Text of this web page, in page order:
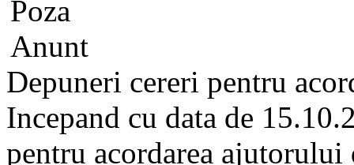
Depuneri cereri pentru
Incepand cu data de
pentru acordarea